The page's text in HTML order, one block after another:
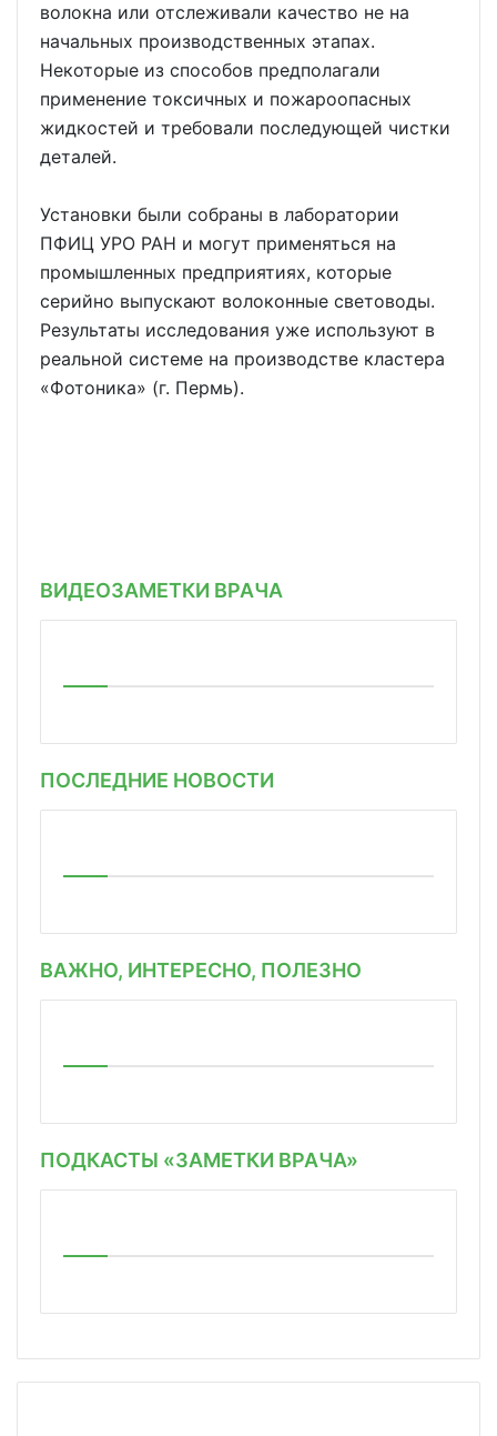
волокна или отслеживали качество не на
начальных производственных этапах.
Некоторые из способов предполагали
применение токсичных и пожароопасных
жидкостей и требовали последующей чистки
деталей.
Установки были собраны в лаборатории
ПФИЦ УРО РАН и могут применяться на
промышленных предприятиях, которые
серийно выпускают волоконные световоды.
Результаты исследования уже используют в
реальной системе на производстве кластера
«Фотоника» (г. Пермь).
ВИДЕОЗАМЕТКИ ВРАЧА
ПОСЛЕДНИЕ НОВОСТИ
ВАЖНО, ИНТЕРЕСНО, ПОЛЕЗНО
ПОДКАСТЫ «ЗАМЕТКИ ВРАЧА»